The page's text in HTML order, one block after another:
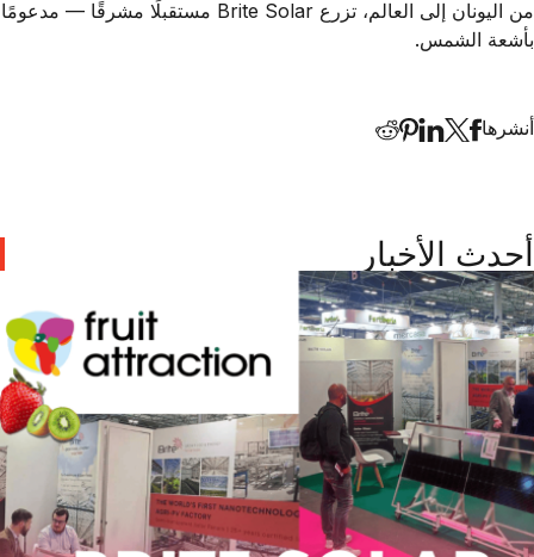
من اليونان إلى العالم، تزرع Brite Solar مستقبلًا مشرقًا — مدعومًا
بأشعة الشمس.
أنشرها
أحدث الأخبار